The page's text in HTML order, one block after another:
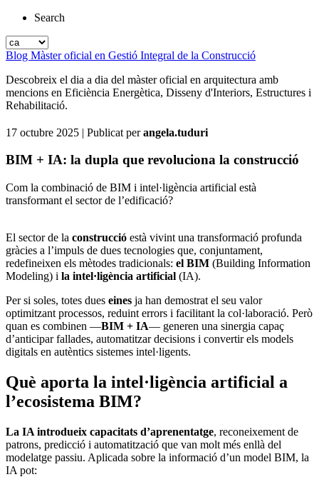
Search
Blog Màster oficial en Gestió Integral de la Construcció
Descobreix el dia a dia del màster oficial en arquitectura amb
mencions en Eficiència Energètica, Disseny d'Interiors, Estructures i
Rehabilitació.
17 octubre 2025 | Publicat perangela.tuduri
BIM + IA: la dupla que revoluciona la construcció
Com la combinació de BIM i intel·ligència artificial està
transformant el sector de l’edificació?
El sector de la construcció està vivint una transformació profunda
gràcies a l’impuls de dues tecnologies que, conjuntament,
redefineixen els mètodes tradicionals: el BIM (Building Information
Modeling) i la intel·ligència artificial (IA).
Per si soles, totes dues eines ja han demostrat el seu valor
optimitzant processos, reduint errors i facilitant la col·laboració. Però
quan es combinen —BIM + IA— generen una sinergia capaç
d’anticipar fallades, automatitzar decisions i convertir els models
digitals en autèntics sistemes intel·ligents.
Què aporta la intel·ligència artificial a
l’ecosistema BIM?
La IA introdueix capacitats d’aprenentatge, reconeixement de
patrons, predicció i automatització que van molt més enllà del
modelatge passiu. Aplicada sobre la informació d’un model BIM, la
IA pot: